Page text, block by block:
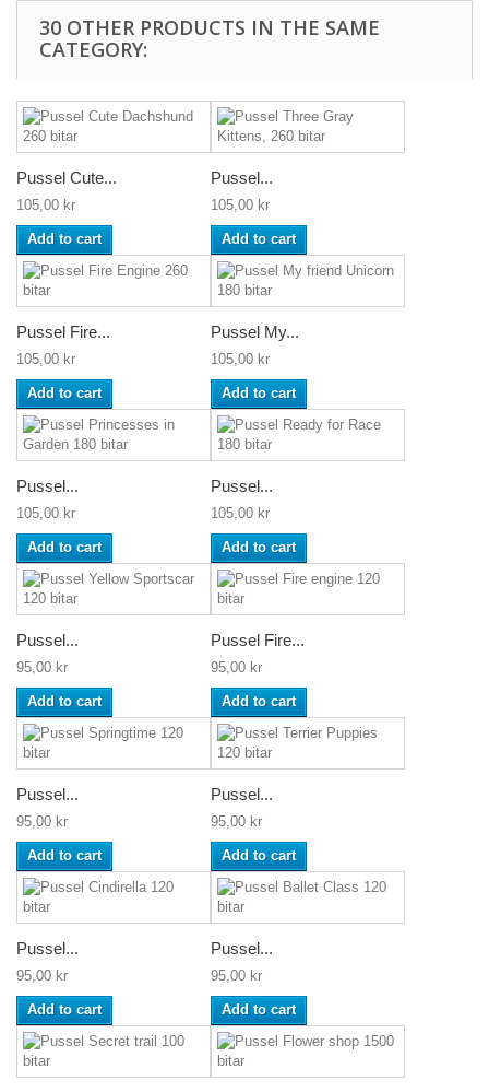
30 OTHER PRODUCTS IN THE SAME
CATEGORY:
Pussel Cute...
105,00 kr
Add to cart
Pussel...
105,00 kr
Add to cart
Pussel Fire...
105,00 kr
Add to cart
Pussel My...
105,00 kr
Add to cart
Pussel...
105,00 kr
Add to cart
Pussel...
105,00 kr
Add to cart
Pussel...
95,00 kr
Add to cart
Pussel Fire...
95,00 kr
Add to cart
Pussel...
95,00 kr
Add to cart
Pussel...
95,00 kr
Add to cart
Pussel...
95,00 kr
Add to cart
Pussel...
95,00 kr
Add to cart